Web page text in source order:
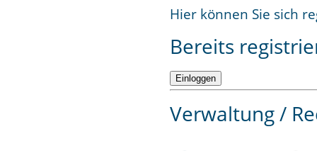
Hier können Sie sich
Bereits
Verwaltung /